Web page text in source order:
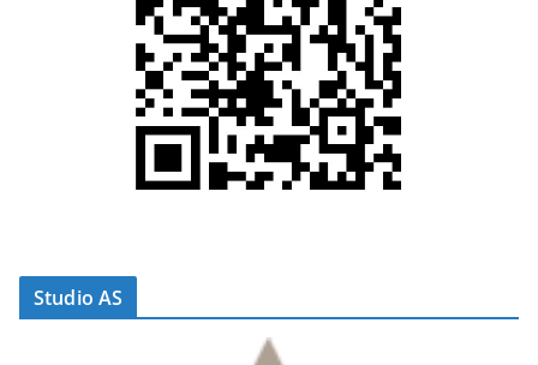
Studio AS